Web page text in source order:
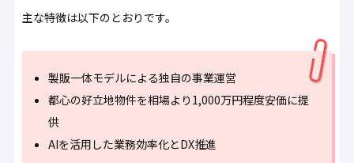
主な特徴は以下のとおりです。
製販一体モデルによる独自の事業運営
都心の好立地物件を相場より1,000万円程度安価に提
供
AIを活用した業務効率化とDX推進